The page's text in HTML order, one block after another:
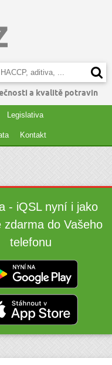
a kvalitě potravin
Legislativa
Kontakt
- iQSL nyní i jako
zdarma do Vašeho
telefonu